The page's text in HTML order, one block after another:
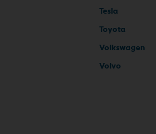
Tesla
Toyota
Volkswagen
Volvo